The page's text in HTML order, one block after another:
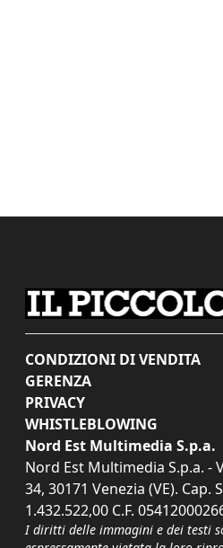
CONDIZIONI DI VENDITA
GERENZA
PRIVACY
WHISTLEBLOWING
Nord Est Multimedia S.p.a.
Nord Est Multimedia S.p.a. -
34, 30171 Venezia (VE). Cap.
1.432.522,00 C.F.
I diritti delle immagini e dei testi